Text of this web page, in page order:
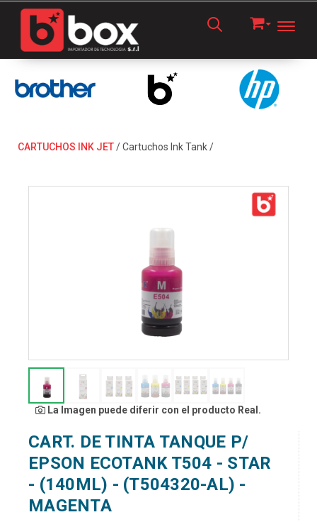
CARTUCHOS INK JET/Cartuchos Ink Tank/
La Imagen puede diferir con el producto Real.
CART. DE TINTA TANQUE P/
EPSON ECOTANK T504 - STAR
- (140ML) - (T504320-AL) -
MAGENTA